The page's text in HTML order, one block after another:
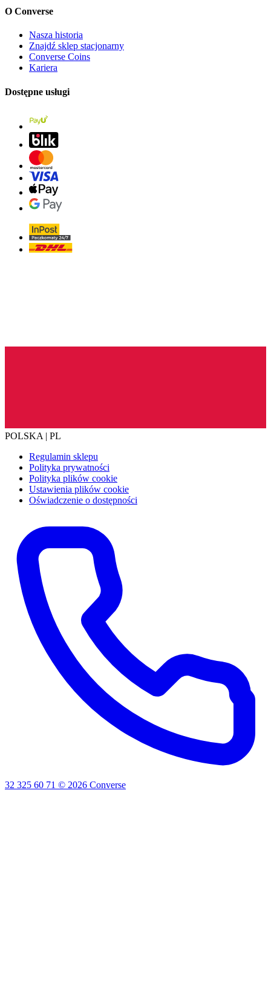
O Converse
Nasza historia
Znajdź sklep stacjonarny
Converse Coins
Kariera
Dostępne usługi
POLSKA | PL
Regulamin sklepu
Polityka prywatności
Polityka plików cookie
Ustawienia plików cookie
Oświadczenie o dostępności
32 325 60 71 © 2026 Converse